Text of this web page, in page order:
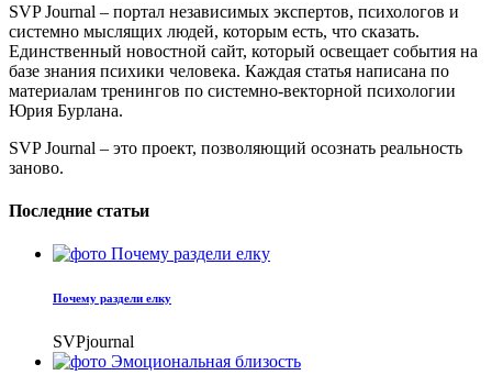
SVP Journal – портал независимых экспертов, психологов и
системно мыслящих людей, которым есть, что сказать.
Единственный новостной сайт, который освещает события на
базе знания психики человека. Каждая статья написана по
материалам тренингов по системно-векторной психологии
Юрия Бурлана.
SVP Journal – это проект, позволяющий осознать реальность
заново.
Последние статьи
Почему раздели елку
SVPjournal